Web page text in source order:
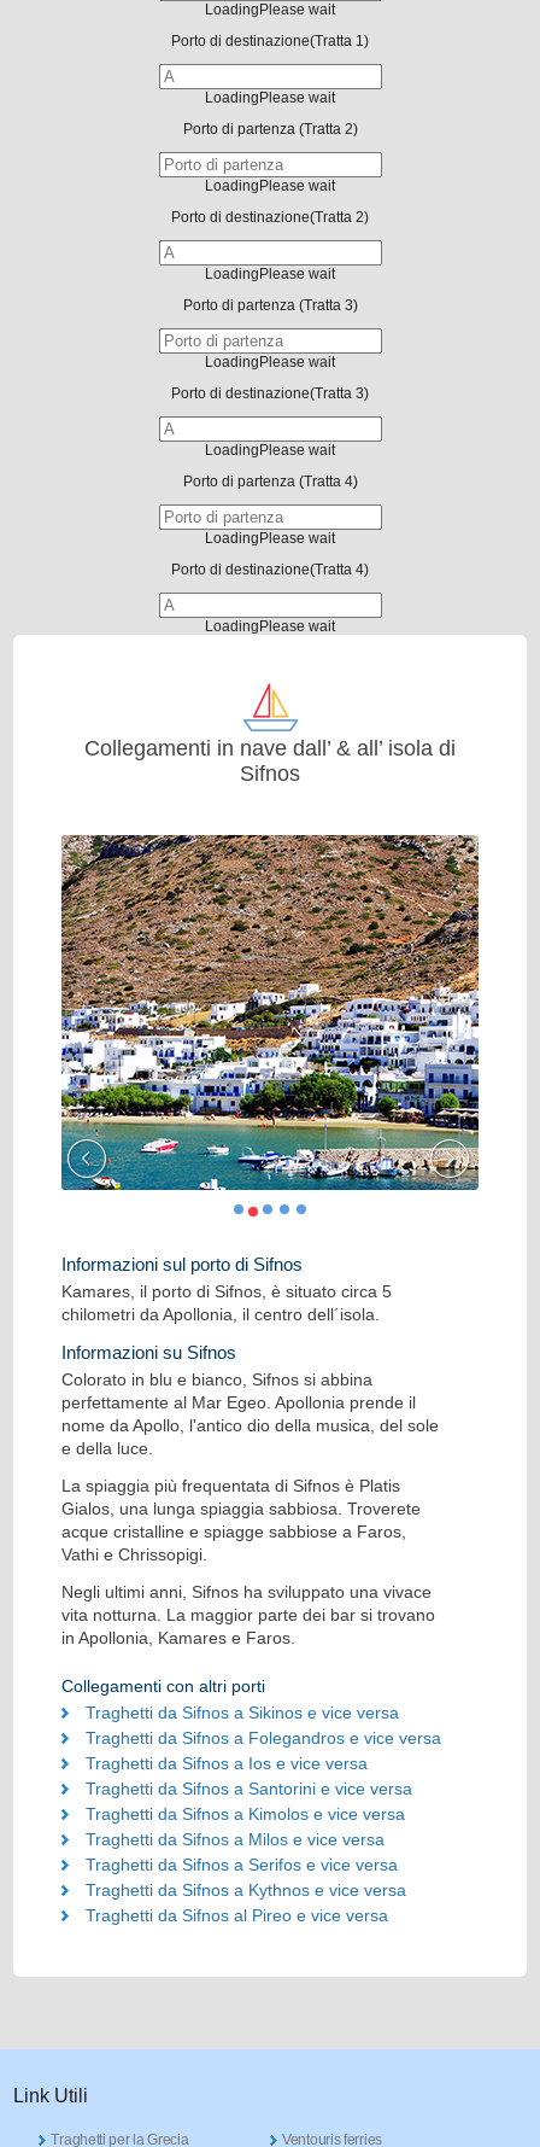
Loading Please wait
Porto di destinazione(Tratta 1)
Loading Please wait
Porto di partenza (Tratta 2)
Loading Please wait
Porto di destinazione(Tratta 2)
Loading Please wait
Porto di partenza (Tratta 3)
Loading Please wait
Porto di destinazione(Tratta 3)
Loading Please wait
Porto di partenza (Tratta 4)
Loading Please wait
Porto di destinazione(Tratta 4)
Loading Please wait
Collegamenti in nave dall’ & all’ isola di
Sifnos
Informazioni sul porto di Sifnos
Kamares, il porto di Sifnos, è situato circa 5
chilometri da Apollonia, il centro dell´isola.
Informazioni su Sifnos
Colorato in blu e bianco, Sifnos si abbina
perfettamente al Mar Egeo. Apollonia prende il
nome da Apollo, l'antico dio della musica, del sole
e della luce.
La spiaggia più frequentata di Sifnos è Platis
Gialos, una lunga spiaggia sabbiosa. Troverete
acque cristalline e spiagge sabbiose a Faros,
Vathi e Chrissopigi.
Negli ultimi anni, Sifnos ha sviluppato una vivace
vita notturna. La maggior parte dei bar si trovano
in Apollonia, Kamares e Faros.
Collegamenti con altri porti
Traghetti da Sifnos a Sikinos e vice versa
Traghetti da Sifnos a Folegandros e vice versa
Traghetti da Sifnos a Ios e vice versa
Traghetti da Sifnos a Santorini e vice versa
Traghetti da Sifnos a Kimolos e vice versa
Traghetti da Sifnos a Milos e vice versa
Traghetti da Sifnos a Serifos e vice versa
Traghetti da Sifnos a Kythnos e vice versa
Traghetti da Sifnos al Pireo e vice versa
Link Utili
Traghetti per la Grecia Ventouris ferries